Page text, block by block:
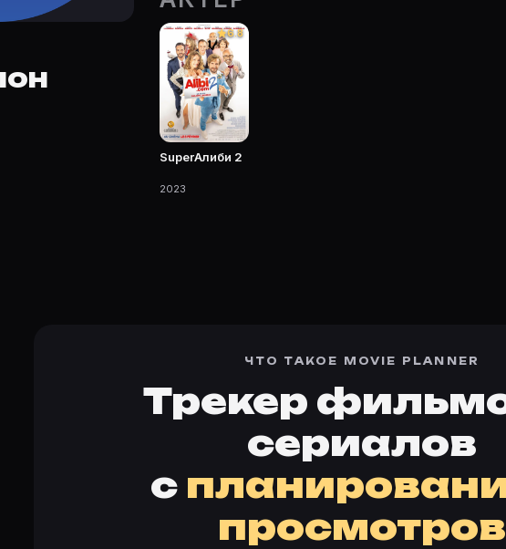
и роли на карточке Movie Planner.
Маддалон?
s/7164263 — фильмы, сериалы, роли и фото.
6.8
SuperАлиби 2
2023
ЧТО ТАКОЕ MOVIE PLANNER
Трекер
сериалов
с
просмотров